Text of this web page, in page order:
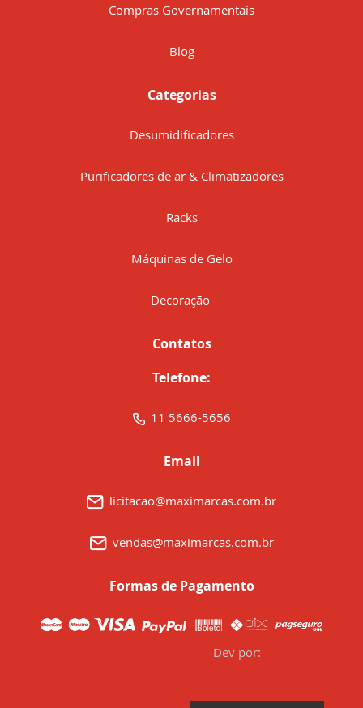
Compras Governamentais
Blog
Categorias
Desumidificadores
Purificadores de ar & Climatizadores
Racks
Máquinas de Gelo
Decoração
Contatos
Telefone:
11 5666-5656
Email
licitacao@maximarcas.com.br
vendas@maximarcas.com.br
Formas de Pagamento
Dev por: